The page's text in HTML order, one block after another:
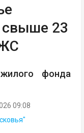
свыше 23
фонда
09:08